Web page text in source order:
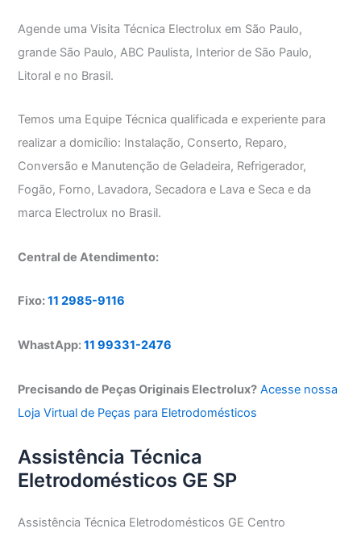
Agende uma Visita Técnica Electrolux em São Paulo,
grande São Paulo, ABC Paulista, Interior de São Paulo,
Litoral e no Brasil.
Temos uma Equipe Técnica qualificada e experiente para
realizar a domicílio: Instalação, Conserto, Reparo,
Conversão e Manutenção de Geladeira, Refrigerador,
Fogão, Forno, Lavadora, Secadora e Lava e Seca e da
marca Electrolux no Brasil.
Central de Atendimento:
Fixo:11 2985-9116
WhastApp:11 99331-2476
Precisando de Peças Originais Electrolux? Acesse nossa
Loja Virtual de Peças para Eletrodomésticos
Assistência Técnica
Eletrodomésticos GE SP
Assistência Técnica Eletrodomésticos GE Centro